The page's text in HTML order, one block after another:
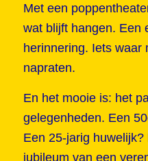
Met een
wat blijft hangen. Een
herinnering. Iets waar
napraten.
En het mooie is: het
gelegenheden. Een
Een 25-jarig
jubileum van een